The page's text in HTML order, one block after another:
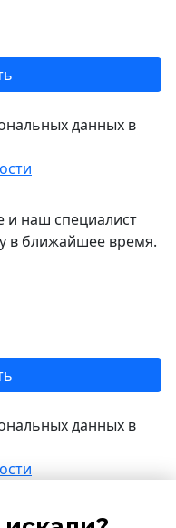
данных в
и наш специалист
в ближайшее время.
данных в